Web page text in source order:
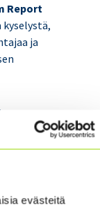
evästeitä
Report
ja
riskinä.
ja tekoäly